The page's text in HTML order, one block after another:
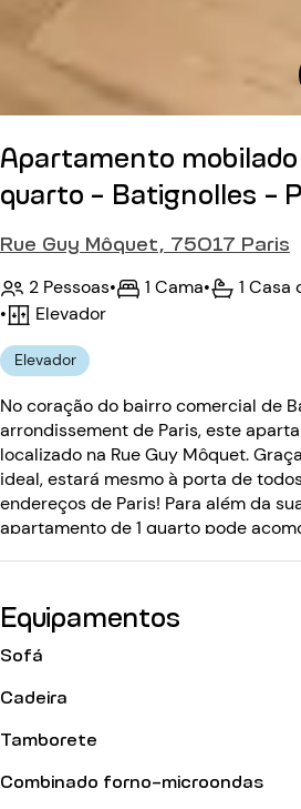
Apartamento
quarto - Batignolles -
Rue Guy Môquet, 75017 Paris
2 Pessoas• 1 Cama• 1 Casa
•
Elevador
Elevador
No coração do bairro comercial de
arrondissement de Paris, este
localizado na Rue Guy Môquet.
ideal, estará mesmo à porta de
endereços de Paris! Para além da
apartamento de 1 quarto pode
Equipamentos
Sofá
Cadeira
Tamborete
Combinado forno-microondas